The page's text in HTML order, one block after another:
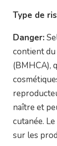
Type de
Danger:
contient
(BMHCA),
naître et
cutanée.
sur les